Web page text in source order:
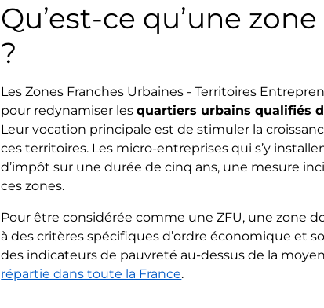
Qu’est-ce qu’une
?
Les Zones Franches Urbaines - Territoires
pour redynamiser lesquartiers urbains qualifiés
Leur vocation principale est de stimuler la
ces territoires. Les micro-entreprises qui s’y
d’impôt sur une durée de cinq ans, une mesure
ces zones.
Pour être considérée comme une ZFU, une zone
à des critères spécifiques d’ordre économique et
des indicateurs de pauvreté au-dessus de la
répartie dans toute la France.